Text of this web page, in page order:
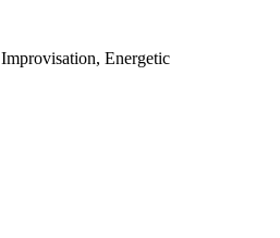
Energetic